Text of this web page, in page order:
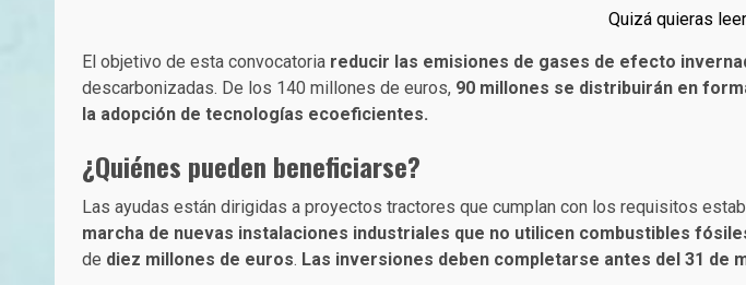
Quizá quieras
El objetivo de esta convocatoria reducir las emisiones de gases de efecto
descarbonizadas. De los 140 millones de euros, 90 millones se distribuirán en
la adopción de tecnologías ecoeficientes.
¿Quiénes pueden beneficiarse?
Las ayudas están dirigidas a proyectos tractores que cumplan con los requisitos
marcha de nuevas instalaciones industriales que no utilicen combustibles
de diez millones de euros. Las inversiones deben completarse antes del 31 de